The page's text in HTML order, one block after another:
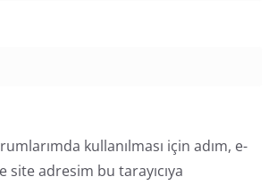
kullanılması için adım, e-
site adresim bu tarayıcıya